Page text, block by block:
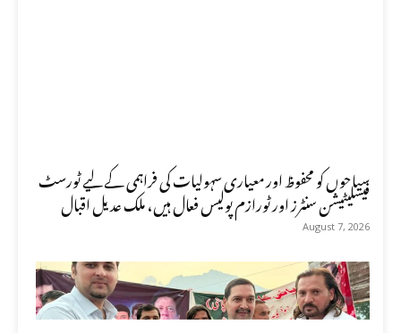
سیاحوں کو محفوظ اور معیاری سہولیات کی فراہمی کے لیے ٹورسٹ
فیسلیٹیشن سنٹرز اور ٹورازم پولیس فعال ہیں، ملک عدیل اقبال
August 7, 2026